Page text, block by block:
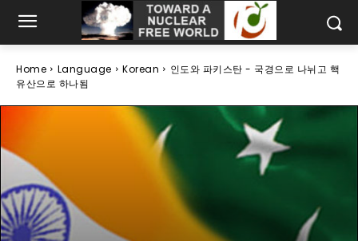
Home Language Korean
인도와 파키스탄 - 국경으로 나뉘고 핵
유산으로 하나됨